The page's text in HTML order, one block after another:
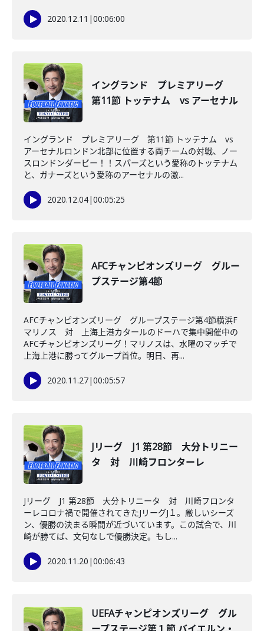
2020.12.11 |00:06:00
イングランド プレミアリーグ
第11節 トッテナム vs アーセナル
イングランド プレミアリーグ 第11節 トッテナム vs
アーセナルロンドン北部に位置する両チームの対戦、ノー
スロンドンダービー！！スパーズという愛称のトッテナム
と、ガナーズという愛称のアーセナルの激...
2020.12.04|00:05:25
AFCチャンピオンズリーグ グルー
プステージ第4節
AFCチャンピオンズリーグ グループステージ第4節横浜F
マリノス 対 上海上港カタールのドーハで集中開催中の
AFCチャンピオンズリーグ！マリノスは、水曜のマッチで
上海上港に勝ってグループ首位。明日、再...
2020.11.27|00:05:57
Jリーグ J1 第28節 大分トリニー
タ 対 川崎フロンターレ
Jリーグ J1 第28節 大分トリニータ 対 川崎フロンタ
ーレコロナ禍で開催されてきたJリーグJ１。厳しいシーズ
ン、優勝の決まる瞬間が近づいています。この試合で、川
崎が勝てば、文句なしで優勝決定。もし...
2020.11.20 |00:06:43
UEFAチャンピオンズリーグ グル